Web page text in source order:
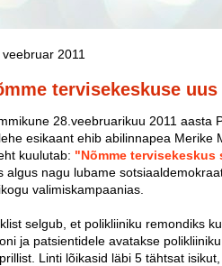
veebruar 2011
tervisekeskuse
28.veebruarikuu 2011 aasta
esikaant ehib abilinnapea Merike
kuulutab: "Nõmme tervisekeskus
algus nagu lubame
valimiskampaanias.
selgub, et polikliiniku remondiks
ja patsientidele avatakse
Linti lõikasid läbi 5 tähtsat